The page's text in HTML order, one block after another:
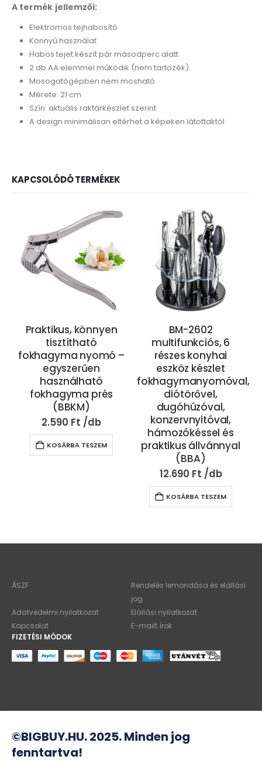
A termék jellemzői:
Elektromos tejhabosító
Könnyű használat
Habos tejet készít pár másodperc alatt
2 db AA elemmel működik (nem tartozék)
Mosogatógépben nem mosható
Mérete: 21 cm
Szín: aktuális raktárkészlet szerint
A design minimálisan eltérhet a képeken látottaktól
KAPCSOLÓDÓ TERMÉKEK
Praktikus, könnyen
tisztítható
fokhagyma nyomó –
egyszerűen
használható
fokhagyma prés
(BBKM)
2.590 Ft
KOSÁRBA TESZEM
BM-2602
multifunkciós, 6
részes konyhai
eszköz készlet
fokhagymanyomóval,
diótörővel,
dugóhúzóval,
konzervnyitóval,
hámozókéssel és
praktikus állvánnyal
(BBA)
12.690 Ft
KOSÁRBA TESZEM
ÁSZF
Rendelés lemondása és elállási
jog
Adatvédelmi nyilatkozat
Elállási nyilatkozat
Kapcsolat
E-mailt írok
FIZETÉSI MÓDOK
©BIGBUY.HU. 2025. Minden jog
fenntartva!